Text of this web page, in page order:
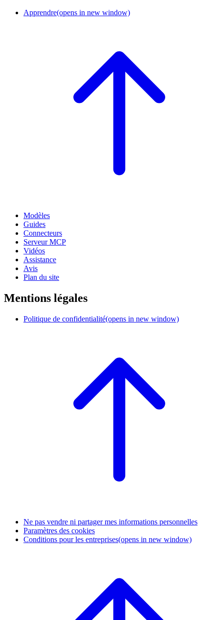
Apprendre(opens in new window)
Modèles
Guides
Connecteurs
Serveur MCP
Vidéos
Assistance
Avis
Plan du site
Mentions légales
Politique de confidentialité(opens in new window)
Ne pas vendre ni partager mes informations personnelles
Paramètres des cookies
Conditions pour les entreprises(opens in new window)